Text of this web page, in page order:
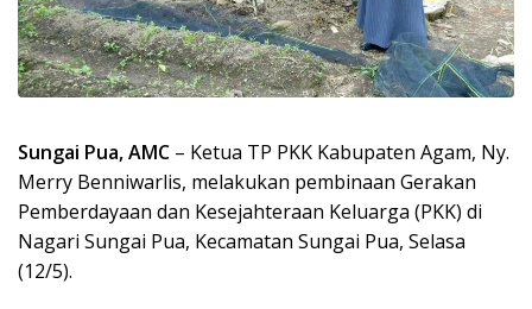
Sungai Pua, AMC – Ketua TP PKK Kabupaten Agam, Ny.
Merry Benniwarlis, melakukan pembinaan Gerakan
Pemberdayaan dan Kesejahteraan Keluarga (PKK) di
Nagari Sungai Pua, Kecamatan Sungai Pua, Selasa
(12/5).